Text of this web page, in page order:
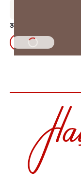
357,70 ₽
В КОРЗИНУ